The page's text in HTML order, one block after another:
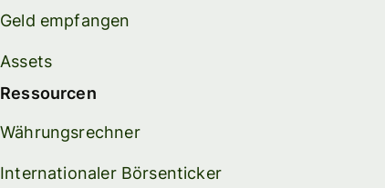
Geld empfangen
Assets
Ressourcen
Währungsrechner
Internationaler Börsenticker